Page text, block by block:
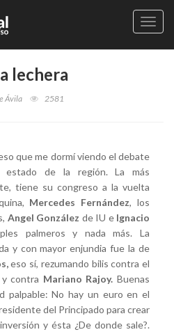
lechera
Ávila 2581
que me dormí viendo el debate
estado de la región. La más
tiene su congreso a la vuelta
Mercedes Fernández, los
Angel González de IU e Ignacio
palmeros y nada más. La
y con mayor enjundia fue la de
eso sí, rezumando bilis contra el
y contra Mariano Rajoy. Buenas
palpable: No hay un euro en el
del Principado para crear
y ésta ¿De donde sale?.